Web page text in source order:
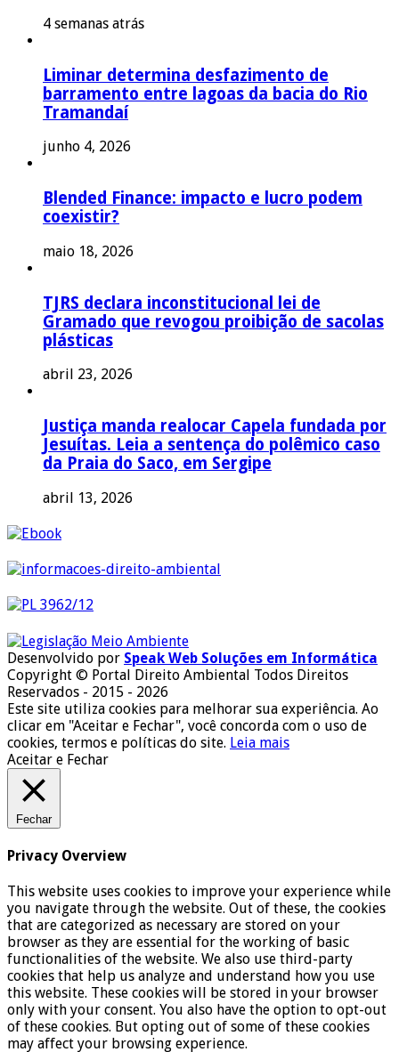
4 semanas atrás
Liminar determina desfazimento de
barramento entre lagoas da bacia do Rio
Tramandaí
junho 4, 2026
Blended Finance: impacto e lucro podem
coexistir?
maio 18, 2026
TJRS declara inconstitucional lei de
Gramado que revogou proibição de sacolas
plásticas
abril 23, 2026
Justiça manda realocar Capela fundada por
Jesuítas. Leia a sentença do polêmico caso
da Praia do Saco, em Sergipe
abril 13, 2026
Desenvolvido por Speak Web Soluções em Informática
Copyright © Portal Direito Ambiental Todos Direitos
Reservados - 2015 - 2026
Este site utiliza cookies para melhorar sua experiência. Ao
clicar em "Aceitar e Fechar", você concorda com o uso de
cookies, termos e políticas do site. Leia mais
Aceitar e Fechar
Fechar
Privacy Overview
This website uses cookies to improve your experience while
you navigate through the website. Out of these, the cookies
that are categorized as necessary are stored on your
browser as they are essential for the working of basic
functionalities of the website. We also use third-party
cookies that help us analyze and understand how you use
this website. These cookies will be stored in your browser
only with your consent. You also have the option to opt-out
of these cookies. But opting out of some of these cookies
may affect your browsing experience.